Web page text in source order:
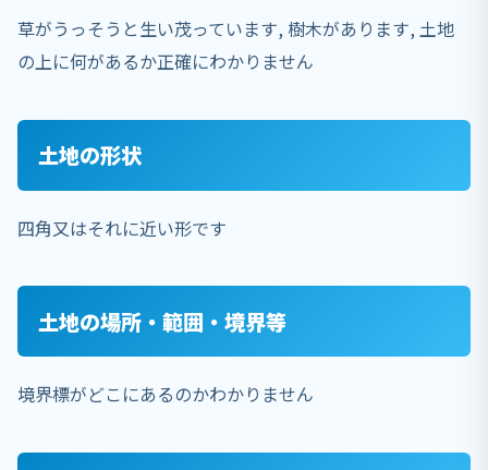
草がうっそうと生い茂っています, 樹木があります, 土地
の上に何があるか正確にわかりません
土地の形状
四角又はそれに近い形です
土地の場所・範囲・境界等
境界標がどこにあるのかわかりません